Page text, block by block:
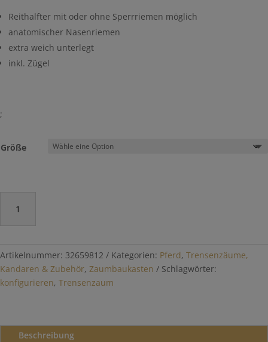
Reithalfter mit oder ohne Sperrriemen möglich
anatomischer Nasenriemen
extra weich unterlegt
inkl. Zügel
;
Größe
"Marina"
Menge
Artikelnummer: 32659812 Kategorien: Pferd, Trensenzäume,
Kandaren & Zubehör, Zaumbaukasten
Schlagwörter:
konfigurieren, Trensenzaum
Beschreibung